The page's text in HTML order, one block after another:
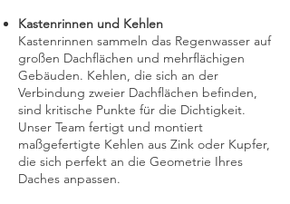
Kastenrinnen und Kehlen
Kastenrinnen sammeln das Regenwasser auf
großen Dachflächen und mehrflächigen
Gebäuden. Kehlen, die sich an der
Verbindung zweier Dachflächen befinden,
sind kritische Punkte für die Dichtigkeit.
Unser Team fertigt und montiert
maßgefertigte Kehlen aus Zink oder Kupfer,
die sich perfekt an die Geometrie Ihres
Daches anpassen.